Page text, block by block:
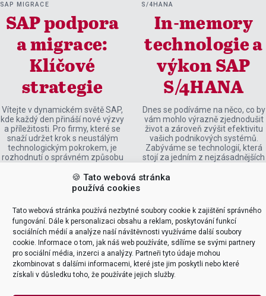
🍪 Tato webová stránka
používá cookies
Tato webová stránka používá nezbytné soubory cookie k zajištění správného
fungování. Dále k personalizaci obsahu a reklam, poskytování funkcí
sociálních médií a analýze naší návštěvnosti využíváme další soubory
cookie. Informace o tom, jak náš web používáte, sdílíme se svými partnery
pro sociální média, inzerci a analýzy. Partneři tyto údaje mohou
zkombinovat s dalšími informacemi, které jste jim poskytli nebo které
získali v důsledku toho, že používáte jejich služby.
SAP MIGRACE
SAP podpora
a migrace:
Klíčové
strategie
Vítejte v dynamickém světě SAP,
kde každý den přináší nové výzvy
a příležitosti. Pro firmy, které se
snaží udržet krok s neustálým
technologickým pokrokem, je
rozhodnutí o správném způsobu
dnešním příspěvku se podíváme
na to, jak efektivně využívat
služby SAP podpory a navigovat
procesem migrace…
10. 10. 2025
S/4HANA
In-memory
technologie a
výkon SAP
S/4HANA
Dnes se podíváme na něco, co by
vám mohlo výrazně zjednodušit
život a zároveň zvýšit efektivitu
vašich podnikových systémů.
Zabýváme se technologií, která
stojí za jedním z nejzásadnějších
posledních let – in-memory
Co je to in-memory…
17. 04. 2024